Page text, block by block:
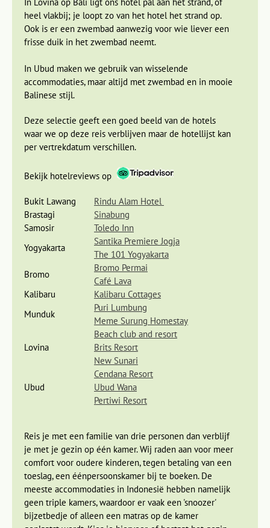
een soort bakfiets, waarbij je langs de leukste plekjes van
verder ontdekken. In het centrum van Yogyakarta bevindt
zich het Kraton, een ommuurd stukje stad waarin het paleis
van de sultan ligt. Ook kan je een bezoek brengen aan de
vogeltjesmarkt. De lange winkelstraat Jalan Malioboro en de
markt zijn een waar mekka voor winkelliefhebbers. Vergeet
niet te onderhandelen! De keuze aan moderne en
traditionele batik, zilver, leer en allerlei andere
handwerkproducten is enorm en in de talloze ateliers kun je
kijken hoe de producten gemaakt worden. 's Avonds kun je
een bezoek brengen aan één van de traditionele muziek- en
dansvoorstellingen zoals het prachtige Ramayanaballet.
Yogyakarta is een gemoedelijke stad, met veel leuke
bezienswaardigheden, die bijna allemaal op loopafstand
De Bromovulkaan en vele plantages op
Dag 11 Yogyakarta - becak tour
Dag 12 Yogyakarta - Malang
Dag 13 Malang - Bromovulkaan
We rijden verder naar Malang, een oud-koloniale stad met
een Europese sfeer. Proef eens een typische Indonesische
koffie: ‘kopi tubruk’ (dubbel gemalen koffie die moet
heel vlakbij; je loopt zo van het hotel het strand op.
Ook is er een zwembad aanwezig voor wie liever een
frisse duik in het zwembad neemt.
In Ubud maken we gebruik van wisselende
accommodaties, maar altijd met zwembad en in mooie
Balinese stijl.
Deze selectie geeft een goed beeld van de hotels
waar we op deze reis verblijven maar de hotellijst kan
per vertrekdatum verschillen.
Bekijk hotelreviews op
Bukit Lawang
Rindu Alam Hotel
Brastagi
Sinabung
Samosir
Toledo Inn
Yogyakarta
Santika Premiere Jogja
The 101 Yogyakarta
Bromo
Bromo Permai
Café Lava
Kalibaru
Kalibaru Cottages
Munduk
Puri Lumbung
Meme Surung Homestay
Lovina
Beach club and resort
Brits Resort
New Sunari
Ubud
Cendana Resort
Ubud Wana
Pertiwi Resort
Reis je met een familie van drie personen dan verblijf
je met je gezin op één kamer. Wij raden aan voor meer
comfort voor oudere kinderen, tegen betaling van een
toeslag, een éénpersoonskamer bij te boeken. De
meeste accommodaties in Indonesië hebben namelijk
geen triple kamers, waardoor er vaak een 'snoozer'
bijzetbedje of alleen een matras op de kamer